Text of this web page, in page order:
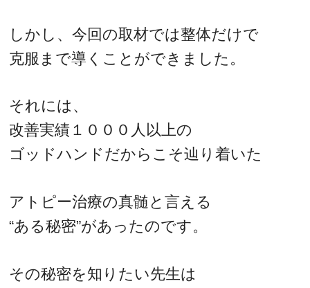
しかし、今回の取材では整体だけで
克服まで導くことができました。
それには、
改善実績１０００人以上の
ゴッドハンドだからこそ辿り着いた
アトピー治療の真髄と言える
“ある秘密”があったのです。
その秘密を知りたい先生は